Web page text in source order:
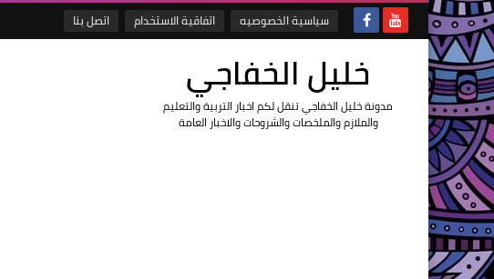
سياسية الخصوصيه اتفاقية الاستخدام اتصل بنا
خليل الخفاجي
مدونة خليل الخفاجي تنقل لكم اخبار التربية والتعليم
والملازم والملخصات والشروحات والاخبار العامة